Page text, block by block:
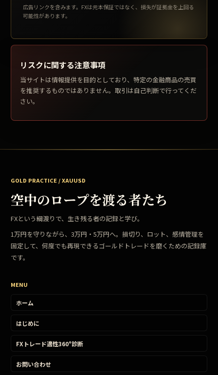
広告リンクを含みます。FXは元本保証ではなく、損失が証拠金を上回る
可能性があります。
リスクに関する注意事項
当サイトは情報提供を目的としており、特定の金融商品の売買
を推奨するものではありません。取引は自己判断で行ってくだ
さい。
GOLD PRACTICE / XAUUSD
空中のロープを渡る者たち
FXという綱渡りで、生き残る者の記録と学び。
1万円を守りながら、3万円・5万円へ。損切り、ロット、感情管理を
固定して、何度でも再現できるゴールドトレードを磨くための記録庫
です。
MENU
ホーム
はじめに
FXトレード適性360°診断
お問い合わせ